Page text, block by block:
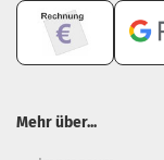
Mehr über...